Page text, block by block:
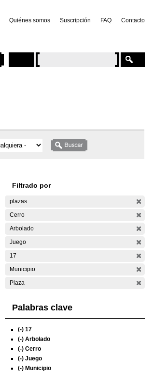
Quiénes somos Suscripción FAQ Contacto
Filtrado por
plazas
Cerro
Arbolado
Juego
17
Municipio
Plaza
Palabras clave
(-) 17
(-) Arbolado
(-) Cerro
(-) Juego
(-) Municipio